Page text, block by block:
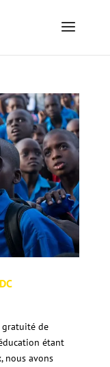
de
étant
nous avons